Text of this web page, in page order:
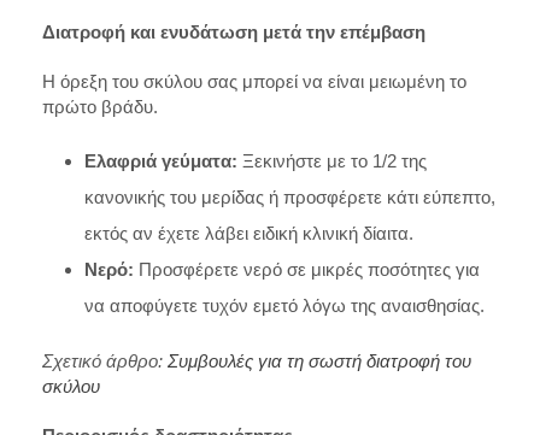
Διατροφή και ενυδάτωση μετά την επέμβαση
Η όρεξη του σκύλου σας μπορεί να είναι μειωμένη το
πρώτο βράδυ.
Ελαφριά γεύματα: Ξεκινήστε με το 1/2 της
κανονικής του μερίδας ή προσφέρετε κάτι εύπεπτο,
εκτός αν έχετε λάβει ειδική κλινική δίαιτα.
Νερό: Προσφέρετε νερό σε μικρές ποσότητες για
να αποφύγετε τυχόν εμετό λόγω της αναισθησίας.
Σχετικό άρθρο: Συμβουλές για τη σωστή διατροφή του
σκύλου